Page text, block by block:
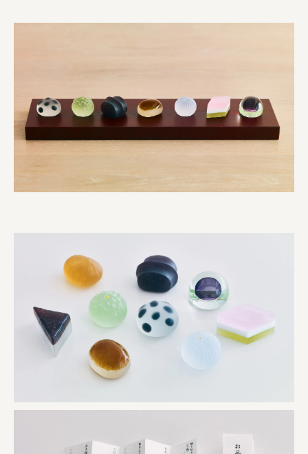
株式会社コスモスイニシア